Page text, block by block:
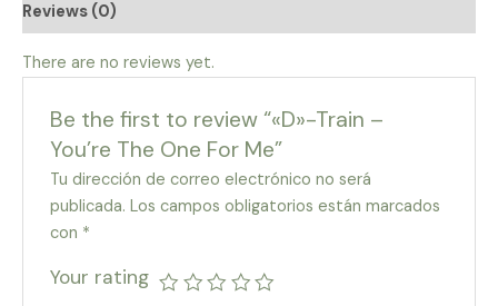
Reviews (0)
There are no reviews yet.
Be the first to review “«D»-Train –
You’re The One For Me”
Tu dirección de correo electrónico no será
publicada. Los campos obligatorios están marcados
con *
Your rating